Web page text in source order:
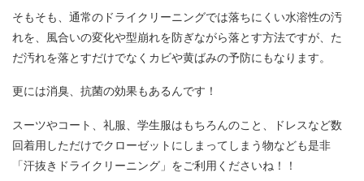
そもそも、通常のドライクリーニングでは落ちにくい水溶性の汚
れを、風合いの変化や型崩れを防ぎながら落とす方法ですが、た
だ汚れを落とすだけでなくカビや黄ばみの予防にもなります。
更には消臭、抗菌の効果もあるんです！
スーツやコート、礼服、学生服はもちろんのこと、ドレスなど数
回着用しただけでクローゼットにしまってしまう物なども是非
「汗抜きドライクリーニング」をご利用くださいね！！